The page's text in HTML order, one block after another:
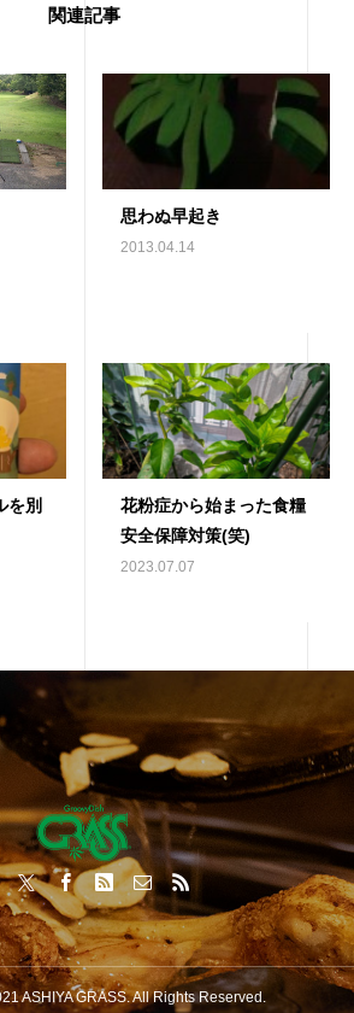
関連記事
思わぬ早起き
2013.04.14
を別
花粉症から始まった食糧
安全保障対策(笑)
2023.07.07
ASHIYA GRASS. All Rights Reserved.